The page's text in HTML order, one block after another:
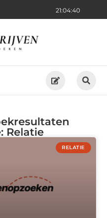
21:04:40
Relatie
RELATIE